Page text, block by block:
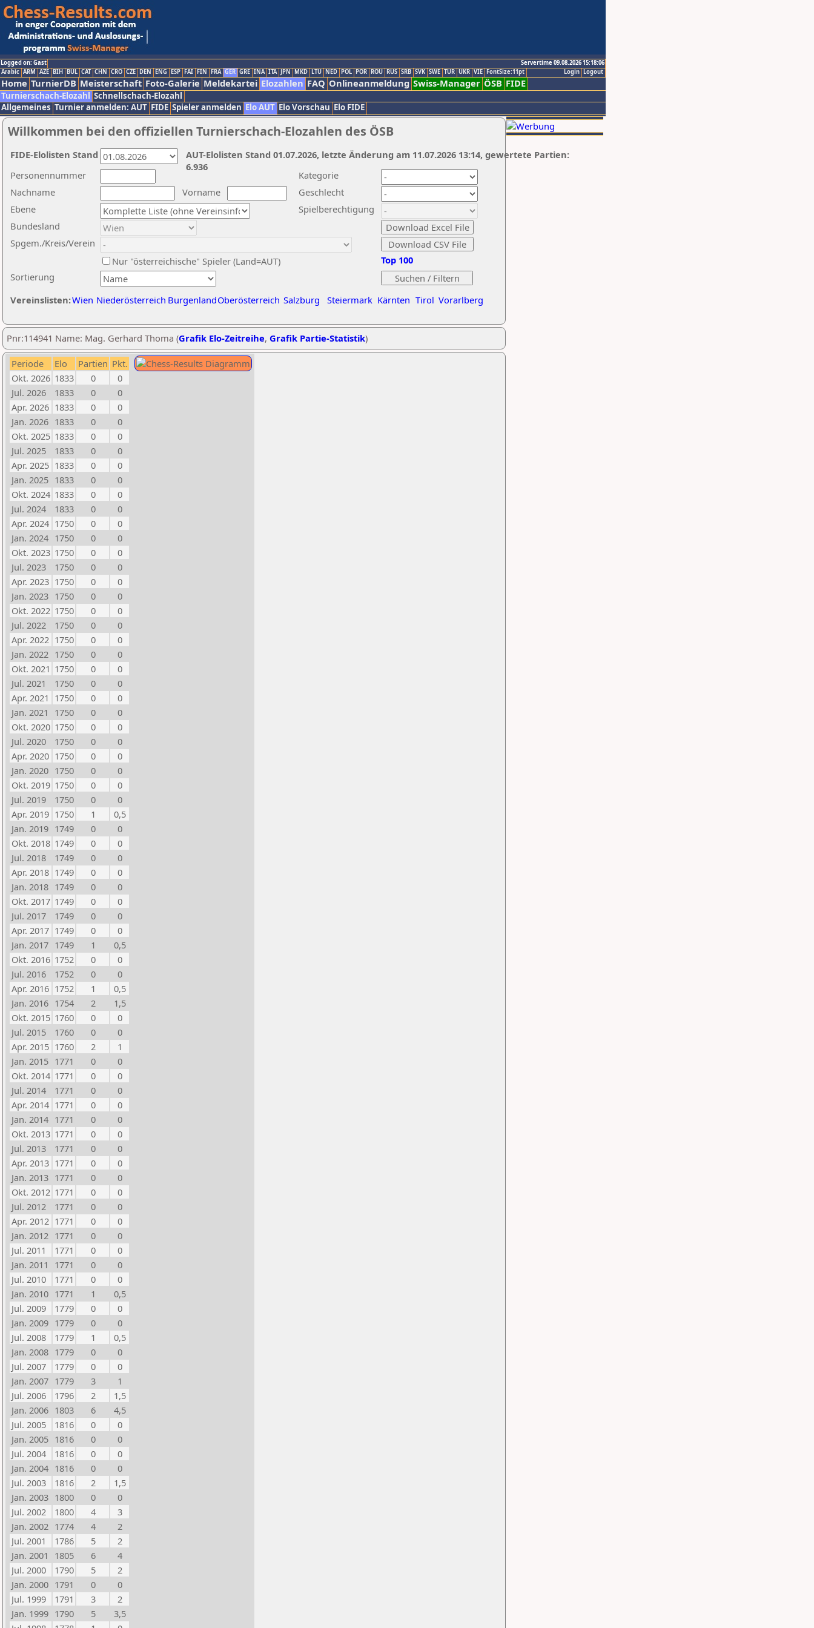
Logged on: Gast
Servertime 09.08.2026 15:18:06
Logout
Login
Arabic ARM AZE BIH BUL CAT CHN CRO CZE DEN ENG ESP FAI FIN FRA GER GRE INA ITA JPN MKD LTU NED POL POR ROU RUS SRB SVK SWE TUR UKR VIE FontSize:11pt
Home TurnierDB Meisterschaft Foto-Galerie Meldekartei Elozahlen FAQ Onlineanmeldung Swiss-Manager ÖSB FIDE
Turnierschach-Elozahl Schnellschach-Elozahl
Allgemeines Turnier anmelden: AUT FIDE Spieler anmelden Elo AUT Elo Vorschau Elo FIDE
Willkommen bei den offiziellen Turnierschach-Elozahlen des ÖSB
Nachname
Vorname
Ebene
Kategorie
Sortierung
Personennummer
Bundesland
Spgem./Kreis/Verein
Geschlecht
Nur "österreichische" Spieler (Land=AUT)
Spielberechtigung
Vereinslisten:Wien Niederösterreich BurgenlandOberösterreich Salzburg Steiermark Kärnten Tirol Vorarlberg
Top 100
AUT-Elolisten Stand 01.07.2026, letzte Änderung am 11.07.2026 13:14, gewertete Partien:
6.936
FIDE-Elolisten Stand
Pnr:114941 Name: Mag. Gerhard Thoma (Grafik Elo-Zeitreihe, Grafik Partie-Statistik)
Periode Elo Partien Pkt.
Okt. 2026 1833 0
0
Jul. 2026
1833 0
0
Apr. 2026 1833 0
0
Jan. 2026 1833 0
0
Okt. 2025 1833 0
0
Jul. 2025
1833 0
0
Apr. 2025 1833 0
0
Jan. 2025 1833 0
0
Okt. 2024 1833 0
0
Jul. 2024
1833 0
0
Apr. 2024 1750 0
0
Jan. 2024 1750 0
0
Okt. 2023 1750 0
0
Jul. 2023
1750 0
0
Apr. 2023 1750 0
0
Jan. 2023 1750 0
0
Okt. 2022 1750 0
0
Jul. 2022
1750 0
0
Apr. 2022 1750 0
0
Jan. 2022 1750 0
0
Okt. 2021 1750 0
0
Jul. 2021
1750 0
0
Apr. 2021 1750 0
0
Jan. 2021
1750 0
0
Okt. 2020 1750 0
0
Jul. 2020
1750 0
0
Apr. 2020 1750 0
0
Jan. 2020 1750 0
0
Okt. 2019 1750 0
0
Jul. 2019
1750 0
0
Apr. 2019 1750 1
0,5
Jan. 2019 1749 0
0
Okt. 2018 1749 0
0
Jul. 2018
1749 0
0
Apr. 2018 1749 0
0
Jan. 2018 1749 0
0
Okt. 2017 1749 0
0
Jul. 2017
1749 0
0
Apr. 2017 1749 0
0
Jan. 2017 1749 1
0,5
Okt. 2016 1752 0
0
Jul. 2016
1752 0
0
Apr. 2016 1752 1
0,5
Jan. 2016 1754 2
1,5
Okt. 2015 1760 0
0
Jul. 2015
1760 0
0
Apr. 2015 1760 2
1
Jan. 2015 1771 0
0
Okt. 2014 1771 0
0
Jul. 2014
1771 0
0
Apr. 2014 1771 0
0
Jan. 2014 1771 0
0
Okt. 2013 1771 0
0
Jul. 2013
1771 0
0
Apr. 2013 1771 0
0
Jan. 2013 1771 0
0
Okt. 2012 1771 0
0
Jul. 2012
1771 0
0
Apr. 2012 1771 0
0
Jan. 2012 1771 0
0
Jul. 2011
1771 0
0
Jan. 2011
1771 0
0
Jul. 2010
1771 0
0
Jan. 2010 1771 1
0,5
Jul. 2009
1779 0
0
Jan. 2009 1779 0
0
Jul. 2008
1779 1
0,5
Jan. 2008 1779 0
0
Jul. 2007
1779 0
0
Jan. 2007 1779 3
1
Jul. 2006
1796 2
1,5
Jan. 2006 1803 6
4,5
Jul. 2005
1816 0
0
Jan. 2005 1816 0
0
Jul. 2004
1816 0
0
Jan. 2004 1816 0
0
Jul. 2003
1816 2
1,5
Jan. 2003 1800 0
0
Jul. 2002
1800 4
3
Jan. 2002 1774 4
2
Jul. 2001
1786 5
2
Jan. 2001
1805 6
4
Jul. 2000
1790 5
2
Jan. 2000 1791 0
0
Jul. 1999
1791 3
2
Jan. 1999 1790 5
3,5